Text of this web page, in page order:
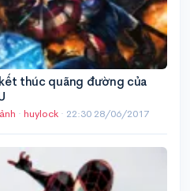
thúc quãng đường của
· huylock · 22:30 28/06/2017